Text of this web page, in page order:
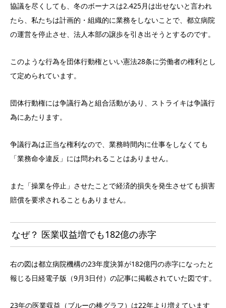
協議を尽くしても、冬のボーナスは2.425月は出せないと言われ
たら、私たちは計画的・組織的に業務をしないことで、都立病院
の運営を停止させ、法人本部の譲歩を引き出そうとするのです。
このような行為を団体行動権といい憲法28条に労働者の権利とし
て定められています。
団体行動権には争議行為と組合活動があり、ストライキは争議行
為にあたります。
争議行為は正当な権利なので、業務時間内に仕事をしなくても
「業務命令違反」には問われることはありません。
また「操業を停止」させたことで経済的損失を発生させても損害
賠償を要求されることもありません。
なぜ？ 医業収益増でも182億の赤字
右の図は都立病院機構の23年度決算が182億円の赤字になったと
報じる日経電子版（9月3日付）の記事に掲載されていた図です。
23年の医業収益（ブルーの棒グラフ）は22年より増えています